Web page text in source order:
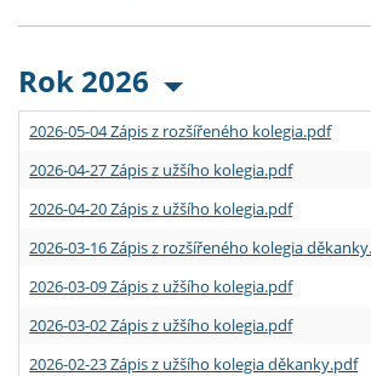
Rok 2026
2026-05-04 Zápis z rozšířeného kolegia.pdf
2026-04-27 Zápis z užšího kolegia.pdf
2026-04-20 Zápis z užšího kolegia.pdf
2026-03-16 Zápis z rozšířeného kolegia
2026-03-09 Zápis z užšího kolegia.pdf
2026-03-02 Zápis z užšího kolegia.pdf
2026-02-23 Zápis z užšího kolegia děkanky.pdf